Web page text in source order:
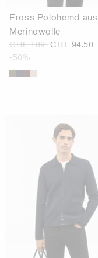
Eross Polohemd aus
Merinowolle
CHF 189 CHF 94.50
-50%